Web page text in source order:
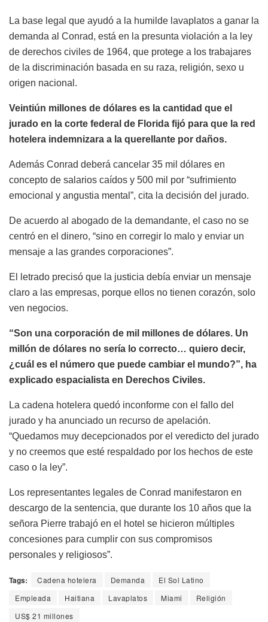
La base legal que ayudó a la humilde lavaplatos a ganar la
demanda al Conrad, está en la presunta violación a la ley
de derechos civiles de 1964, que protege a los trabajares
de la discriminación basada en su raza, religión, sexo u
origen nacional.
Veintiún millones de dólares es la cantidad que el
jurado en la corte federal de Florida fijó para que la red
hotelera indemnizara a la querellante por daños.
Además Conrad deberá cancelar 35 mil dólares en
concepto de salarios caídos y 500 mil por “sufrimiento
emocional y angustia mental”, cita la decisión del jurado.
De acuerdo al abogado de la demandante, el caso no se
centró en el dinero, “sino en corregir lo malo y enviar un
mensaje a las grandes corporaciones”.
El letrado precisó que la justicia debía enviar un mensaje
claro a las empresas, porque ellos no tienen corazón, solo
ven negocios.
“Son una corporación de mil millones de dólares. Un
millón de dólares no sería lo correcto… quiero decir,
¿cuál es el número que puede cambiar el mundo?”, ha
explicado espacialista en Derechos Civiles.
La cadena hotelera quedó inconforme con el fallo del
jurado y ha anunciado un recurso de apelación.
“Quedamos muy decepcionados por el veredicto del jurado
y no creemos que esté respaldado por los hechos de este
caso o la ley”.
Los representantes legales de Conrad manifestaron en
descargo de la sentencia, que durante los 10 años que la
señora Pierre trabajó en el hotel se hicieron múltiples
concesiones para cumplir con sus compromisos
personales y religiosos”.
Tags: Cadena hotelera Demanda
El Sol Latino
Empleada
Haitiana Lavaplatos Miami
Religión
US$ 21 millones